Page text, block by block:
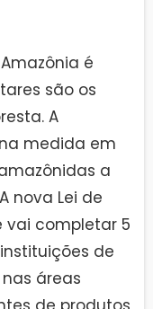
é
são os
A
medida em
a
nova Lei de
vai completar 5
de
áreas